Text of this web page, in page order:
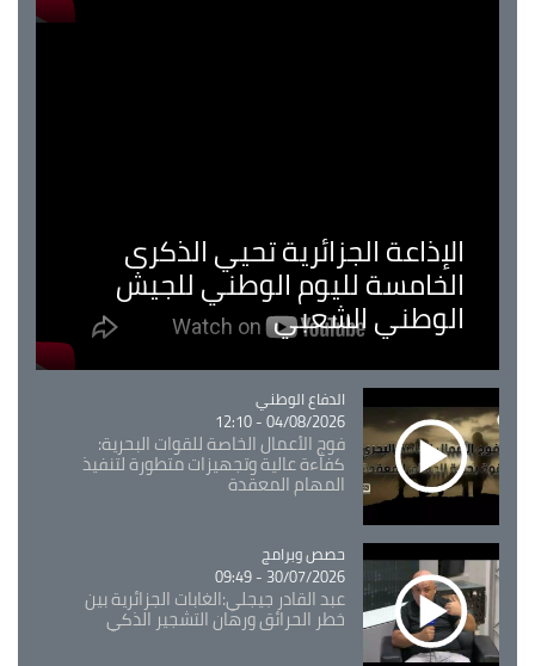
الإذاعة الجزائرية تحيي الذكرى
الخامسة لليوم الوطني للجيش
الوطني الشعبي
Catégorie
الدفاع الوطني
04/08/2026 - 12:10
فوج الأعمال الخاصة للقوات البحرية:
كفاءة عالية وتجهيزات متطورة لتنفيذ
المهام المعقدة
Catégorie
حصص وبرامج
30/07/2026 - 09:49
عبد القادر جيجلي:الغابات الجزائرية بين
خطر الحرائق ورهان التشجير الذكي